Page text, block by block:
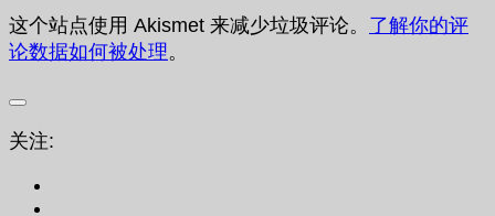
这个站点使用 Akismet 来减少垃圾评论。 了解你的评
论数据如何被处理。
关注: